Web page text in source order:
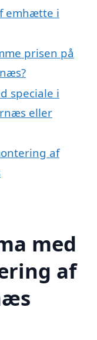
emhætte i
prisen på
speciale i
eller
af
med
af